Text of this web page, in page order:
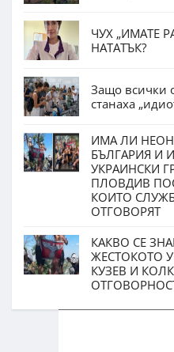
ЧУХ „ИМАТЕ
НАТАТЪК?
Защо всички
станаха
ИМА ЛИ
БЪЛГАРИЯ И
УКРАИНСКИ
ПЛОВДИВ
КОИТО
ОТГОВОРЯТ
КАКВО СЕ
ЖЕСТОКОТО
КУЗЕВ И